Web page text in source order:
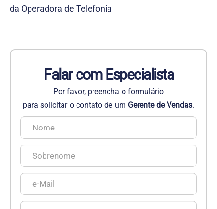
da Operadora de Telefonia
Falar com Especialista
Por favor, preencha o formulário
para solicitar o contato de um Gerente de Vendas.